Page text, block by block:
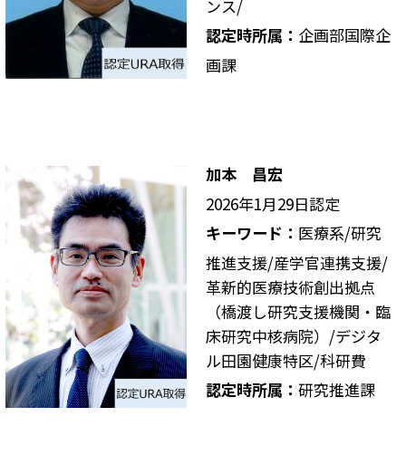
ンス/
認定時所属： 企画部国際企
画課
加本 昌宏
2026年1月29日認定
キーワード： 医療系/研究
推進⽀援/産学官連携支援/
⾰新的医療技術創出拠点
（橋渡し研究支援機関・臨
床研究中核病院）/デジタ
ル田園健康特区/科研費
認定時所属： 研究推進課